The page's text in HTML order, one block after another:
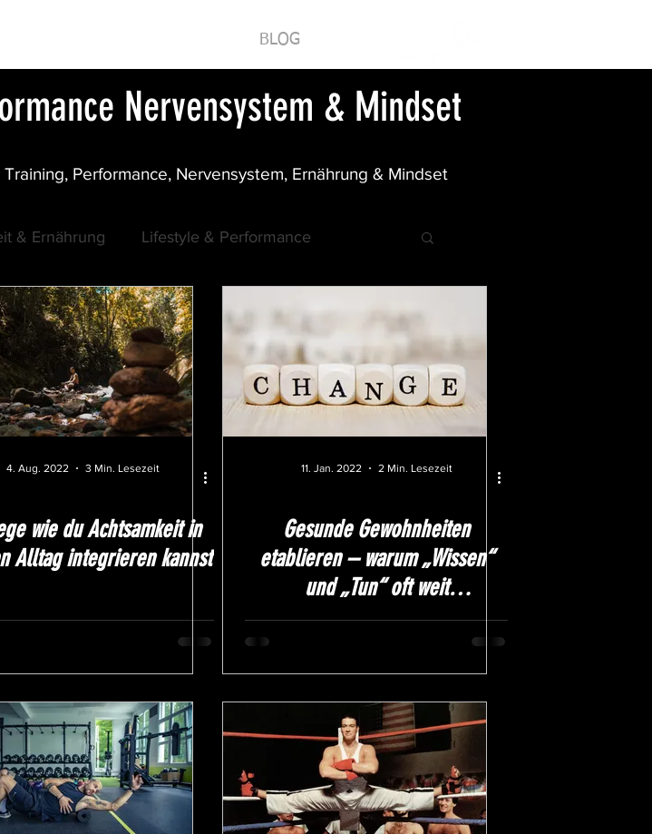
BLOG
Nervensystem & Mindset
Performance, Nervensystem, Ernährung & Mindset
& Ernährung Lifestyle & Performance
4. Aug. 2022 3 Min. Lesezeit
wie du Achtsamkeit in
Alltag integrieren kannst
11. Jan. 2022 2 Min. Lesezeit
Gesunde Gewohnheiten
etablieren – warum „Wissen“
und „Tun“ oft weit
auseinanderliegen.